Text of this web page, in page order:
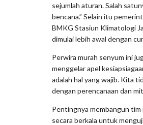
sejumlah aturan. Salah
bencana.” Selain itu
BMKG Stasiun Klimatologi
dimulai lebih awal dengan
Perwira murah senyum ini
menggelar apel
adalah hal yang wajib. Kita
dengan perencanaan dan
Pentingnya membangun
secara berkala untuk